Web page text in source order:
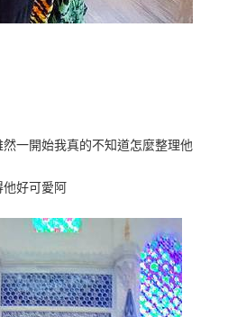
一開始我真的不知道怎麼整理他
他好可愛阿